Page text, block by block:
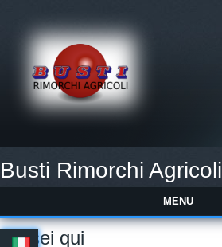
Busti Rimorchi Agricoli
MENU
Tu sei qui